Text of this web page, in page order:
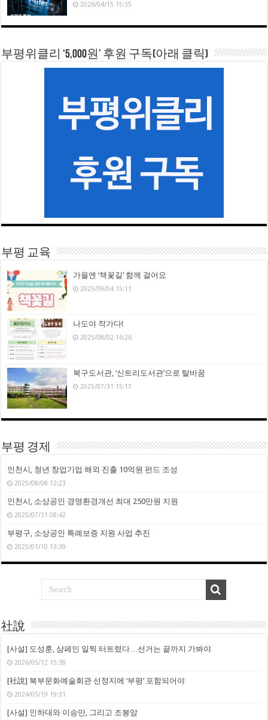
2026/04/15 15:35
부평위클리 ‘5,000원’ 후원 구독(아래 클릭)
부평 교육
가을엔 ‘책꽃길’ 함께 걸어요
2025/09/04 15:11
나도야 작가다!
2025/08/02 16:26
북구도서관, ‘신트리도서관’으로 탈바꿈
2025/07/31 15:17
부평 경제
인천시, 청년 창업기업 해외 진출 10억원 펀드 조성
2025/08/08 12:23
인천시, 소상공인 경영환경개선 최대 250만원 지원
2025/07/31 08:42
부평구, 소상공인 특례보증 지원 사업 추진
2025/01/10 13:39
社說
[사설] 도성훈, 샴페인 일찍 터트렸다…선거는 끝까지 가봐야
2026/05/12 15:38
[社說] 북부문화예술회관 선정지에 ‘부평’ 포함되어야
2024/05/19 19:31
[사설] 인하대와 이승만, 그리고 조봉암